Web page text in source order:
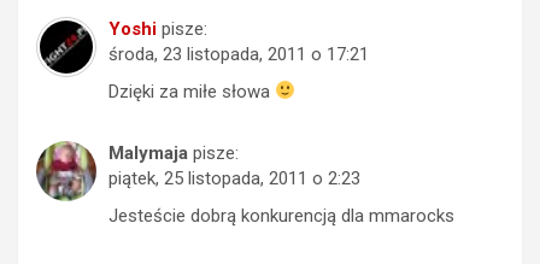
Yoshi pisze:
środa, 23 listopada, 2011 o 17:21
Dzięki za miłe słowa
Malymaja pisze:
piątek, 25 listopada, 2011 o 2:23
Jesteście dobrą konkurencją dla mmarocks